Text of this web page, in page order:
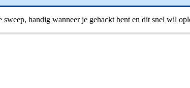
sweep, handig wanneer je gehackt bent en dit snel wil